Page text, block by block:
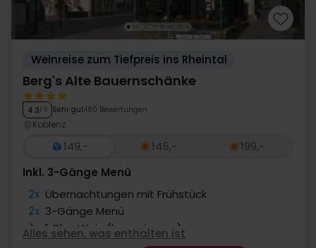
Weinreise zum Tiefpreis ins Rheintal
Berg's Alte Bauernschänke
4.3/ 5 Sehr gut 180 Bewertungen
Koblenz
149,- 145,-
199,-
Inkl. 3-Gänge Menü
2x Übernachtungen mit Frühstück
2x 3-Gänge Menü
1x 1 Glas Wein (hauseigener)
Alles sehen, was enthalten ist